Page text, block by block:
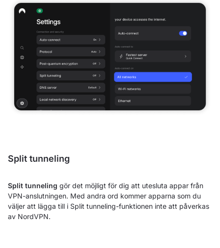
Split tunneling
Split tunneling gör det möjligt för dig att utesluta appar från
VPN-anslutningen. Med andra ord kommer apparna som du
väljer att lägga till i Split tunneling-funktionen inte att påverkas
av NordVPN.